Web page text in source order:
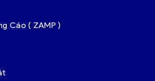
Cáo ( ZAMP )